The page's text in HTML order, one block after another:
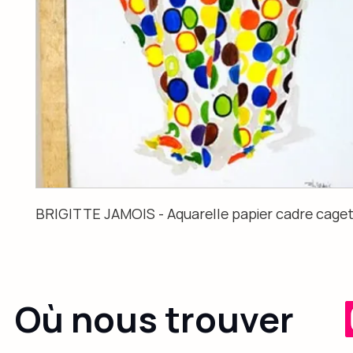
BRIGITTE JAMOIS - Aquarelle papier cadre
Où nous trouver